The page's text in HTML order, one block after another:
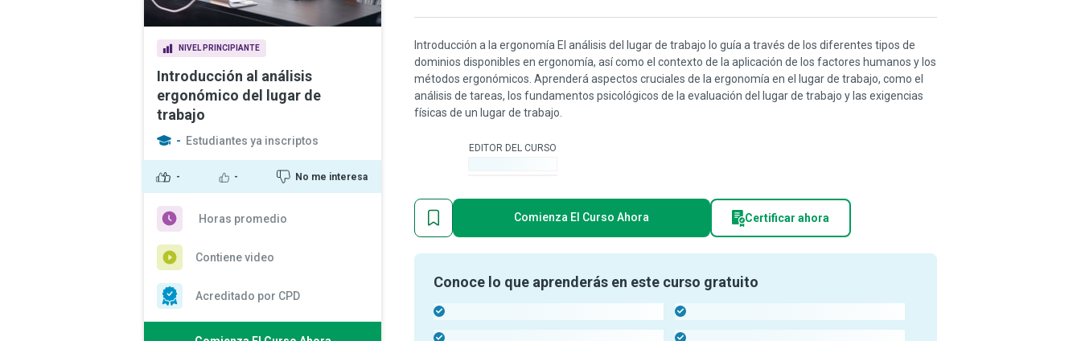
NIVEL PRINCIPIANTE
Introducción al análisis
ergonómico del lugar de
trabajo
- Estudiantes ya inscriptos
- - No me interesa
Horas promedio
Contiene video
Acreditado por CPD
Introducción a la ergonomía El análisis del lugar de trabajo lo guía a través de los diferentes tipos de
dominios disponibles en ergonomía, así como el contexto de la aplicación de los factores humanos y los
métodos ergonómicos. Aprenderá aspectos cruciales de la ergonomía en el lugar de trabajo, como el
análisis de tareas, los fundamentos psicológicos de la evaluación del lugar de trabajo y las exigencias
físicas de un lugar de trabajo.
EDITOR DEL CURSO
Comienza El Curso Ahora Certificar ahora
Conoce lo que aprenderás en este curso gratuito